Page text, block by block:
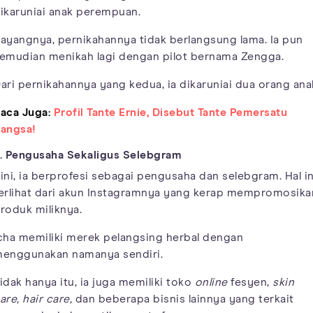
anak perempuan.
pernikahannya tidak berlangsung lama. Ia pun
menikah lagi dengan pilot bernama Zengga.
pernikahannya yang kedua, ia dikaruniai dua orang
Juga: Profil Tante Ernie, Disebut Tante Pemersatu
Pengusaha Sekaligus Selebgram
ia berprofesi sebagai pengusaha dan selebgram. Hal
dari akun Instagramnya yang kerap
miliknya.
memiliki merek pelangsing herbal dengan
namanya sendiri.
hanya itu, ia juga memiliki toko onlinefesyen, skin
hair care, dan beberapa bisnis lainnya yang terkait